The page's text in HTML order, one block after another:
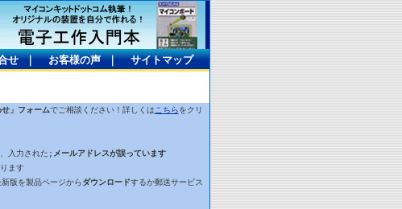
せ｜ お客様の声｜ サイトマップ
せ」フォームでご相談ください！詳しくは こちらをクリ
入力された; メールアドレスが誤っています
ます
版を製品ページからダウンロードするか郵送サービス